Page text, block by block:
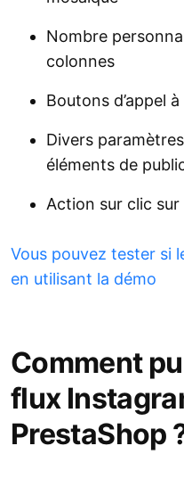
Nombre
colonnes
Boutons d’appel à
Divers
éléments de
Action sur clic sur
Vous pouvez tester si
en utilisant la démo
Comment
flux
PrestaShop